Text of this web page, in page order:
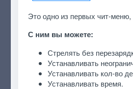
Это одно из первых чит-
С ним вы можете:
Стрелять без
Устанавливать
Устанавливать кол-во
Устанавливать время.